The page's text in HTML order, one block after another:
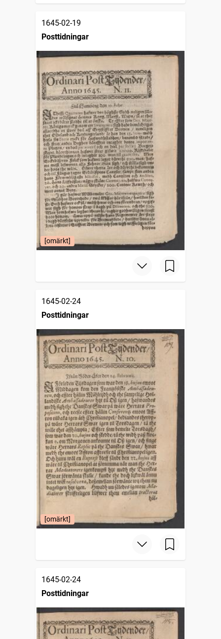
1645-02-19
Posttidningar
[omärkt]
1645-02-24
Posttidningar
[omärkt]
1645-02-24
Posttidningar